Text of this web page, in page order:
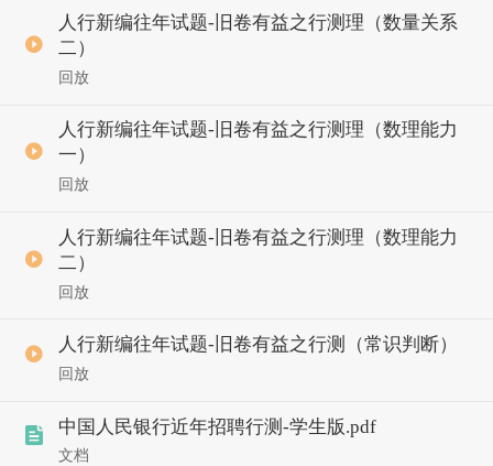
人行新编往年试题-旧卷有益之行测理（数量关系
二）
回放
人行新编往年试题-旧卷有益之行测理（数理能力
一）
回放
人行新编往年试题-旧卷有益之行测理（数理能力
二）
回放
人行新编往年试题-旧卷有益之行测（常识判断）
回放
中国人民银行近年招聘行测-学生版.pdf
文档